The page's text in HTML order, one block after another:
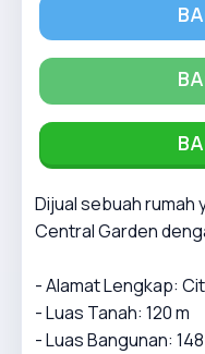
Dijual sebuah rumah
Central Garden
- Alamat Lengkap:
- Luas Tanah: 120 m
- Luas Bangunan: